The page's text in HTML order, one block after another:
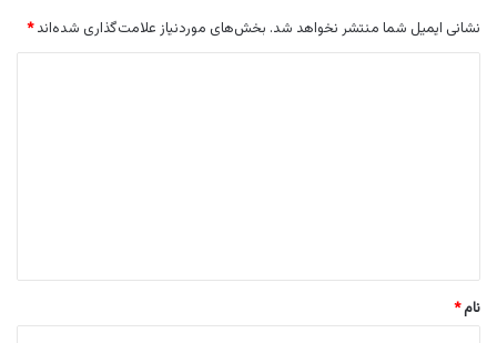
نشانی ایمیل شما منتشر نخواهد شد. بخش‌های موردنیاز علامت‌گذاری شده‌اند*
نام*